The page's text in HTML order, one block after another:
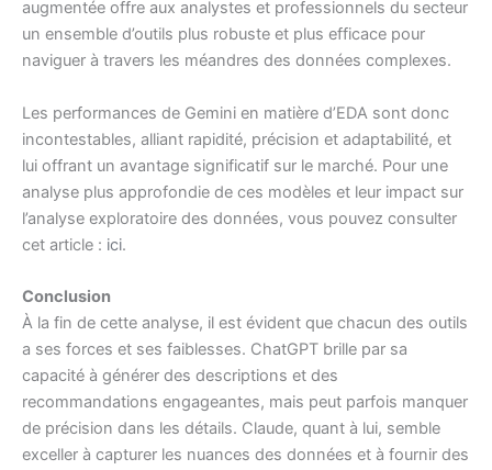
augmentée offre aux analystes et professionnels du secteur
un ensemble d’outils plus robuste et plus efficace pour
naviguer à travers les méandres des données complexes.
Les performances de Gemini en matière d’EDA sont donc
incontestables, alliant rapidité, précision et adaptabilité, et
lui offrant un avantage significatif sur le marché. Pour une
analyse plus approfondie de ces modèles et leur impact sur
l’analyse exploratoire des données, vous pouvez consulter
cet article : ici.
Conclusion
À la fin de cette analyse, il est évident que chacun des outils
a ses forces et ses faiblesses. ChatGPT brille par sa
capacité à générer des descriptions et des
recommandations engageantes, mais peut parfois manquer
de précision dans les détails. Claude, quant à lui, semble
exceller à capturer les nuances des données et à fournir des